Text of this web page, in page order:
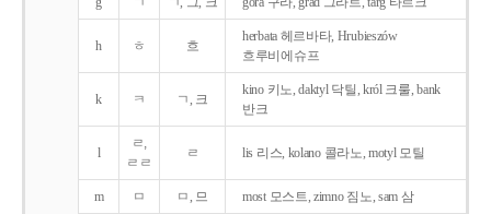
h ㅎ 흐
herbata 헤르바타, Hrubieszów
흐루비에슈프
k ㅋ ㄱ, 크
kino 키노, daktyl 닥틸, król 크룰, bank
반크
l
ㄹ,
ㄹㄹ
ㄹ lis 리스, kolano 콜라노, motyl 모틸
m ㅁ ㅁ, 므 most 모스트, zimno 짐노, sam 삼